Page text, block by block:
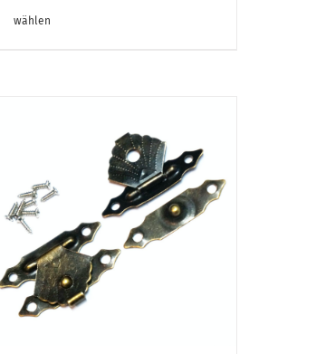
wählen
auf.
Die
Optionen
können
auf